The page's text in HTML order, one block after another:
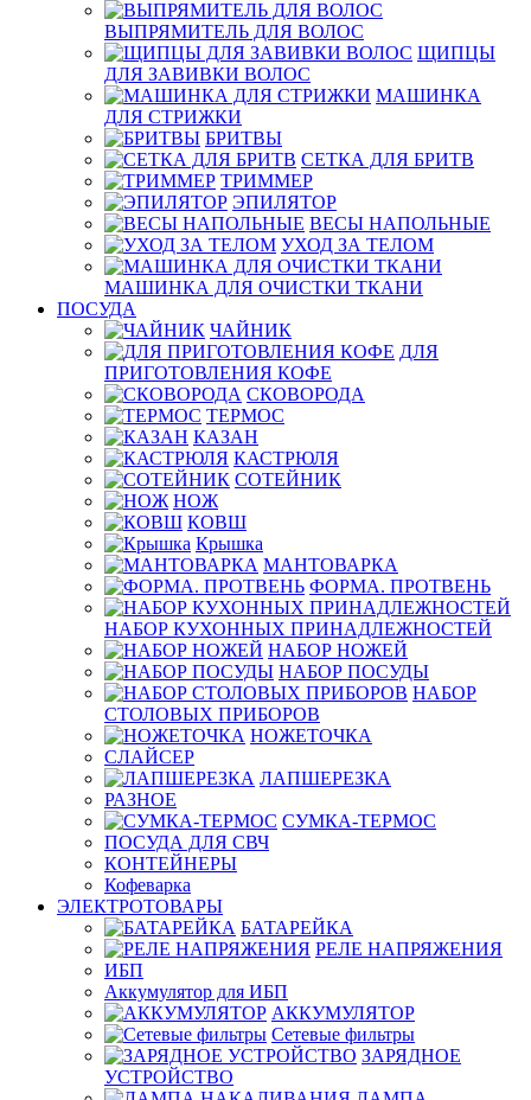
ВЫПРЯМИТЕЛЬ ДЛЯ ВОЛОС
ЩИПЦЫ
ДЛЯ ЗАВИВКИ ВОЛОС
МАШИНКА
ДЛЯ СТРИЖКИ
БРИТВЫ
СЕТКА ДЛЯ БРИТВ
ТРИММЕР
ЭПИЛЯТОР
ВЕСЫ НАПОЛЬНЫЕ
УХОД ЗА ТЕЛОМ
МАШИНКА ДЛЯ ОЧИСТКИ ТКАНИ
ПОСУДА
ЧАЙНИК
ДЛЯ
ПРИГОТОВЛЕНИЯ КОФЕ
СКОВОРОДА
ТЕРМОС
КАЗАН
КАСТРЮЛЯ
СОТЕЙНИК
НОЖ
КОВШ
Крышка
МАНТОВАРКА
ФОРМА. ПРОТВЕНЬ
НАБОР КУХОННЫХ ПРИНАДЛЕЖНОСТЕЙ
НАБОР НОЖЕЙ
НАБОР ПОСУДЫ
НАБОР
СТОЛОВЫХ ПРИБОРОВ
НОЖЕТОЧКА
СЛАЙСЕР
ЛАПШЕРЕЗКА
РАЗНОЕ
СУМКА-ТЕРМОС
ПОСУДА ДЛЯ СВЧ
КОНТЕЙНЕРЫ
Кофеварка
ЭЛЕКТРОТОВАРЫ
БАТАРЕЙКА
РЕЛЕ НАПРЯЖЕНИЯ
ИБП
Аккумулятор для ИБП
АККУМУЛЯТОР
Сетевые фильтры
ЗАРЯДНОЕ
УСТРОЙСТВО